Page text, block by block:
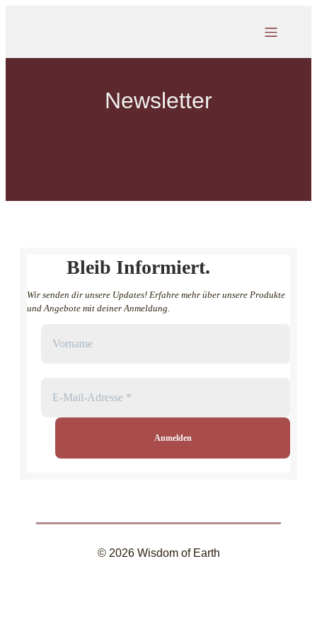
Newsletter
Bleib Informiert.
Wir senden dir unsere Updates! Erfahre mehr über unsere Produkte
und Angebote mit deiner Anmeldung.
© 2026 Wisdom of Earth